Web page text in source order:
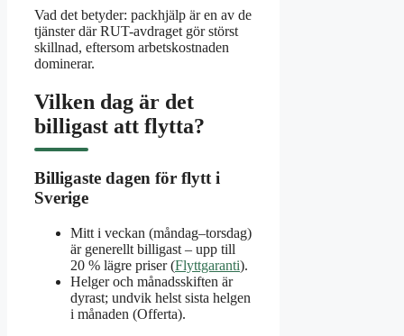
Vad det betyder: packhjälp är en av de
tjänster där RUT-avdraget gör störst
skillnad, eftersom arbetskostnaden
dominerar.
Vilken dag är det
billigast att flytta?
Billigaste dagen för flytt i
Sverige
Mitt i veckan (måndag–torsdag)
är generellt billigast – upp till
20 % lägre priser (Flyttgaranti).
Helger och månadsskiften är
dyrast; undvik helst sista helgen
i månaden (Offerta).